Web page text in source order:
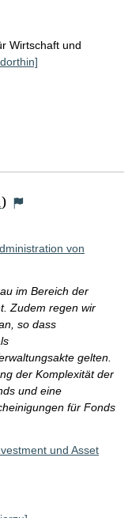
Wirtschaft und
)
von
im Bereich der
Zudem regen wir
so dass
gelten.
der Komplexität der
und eine
für Fonds
und Asset